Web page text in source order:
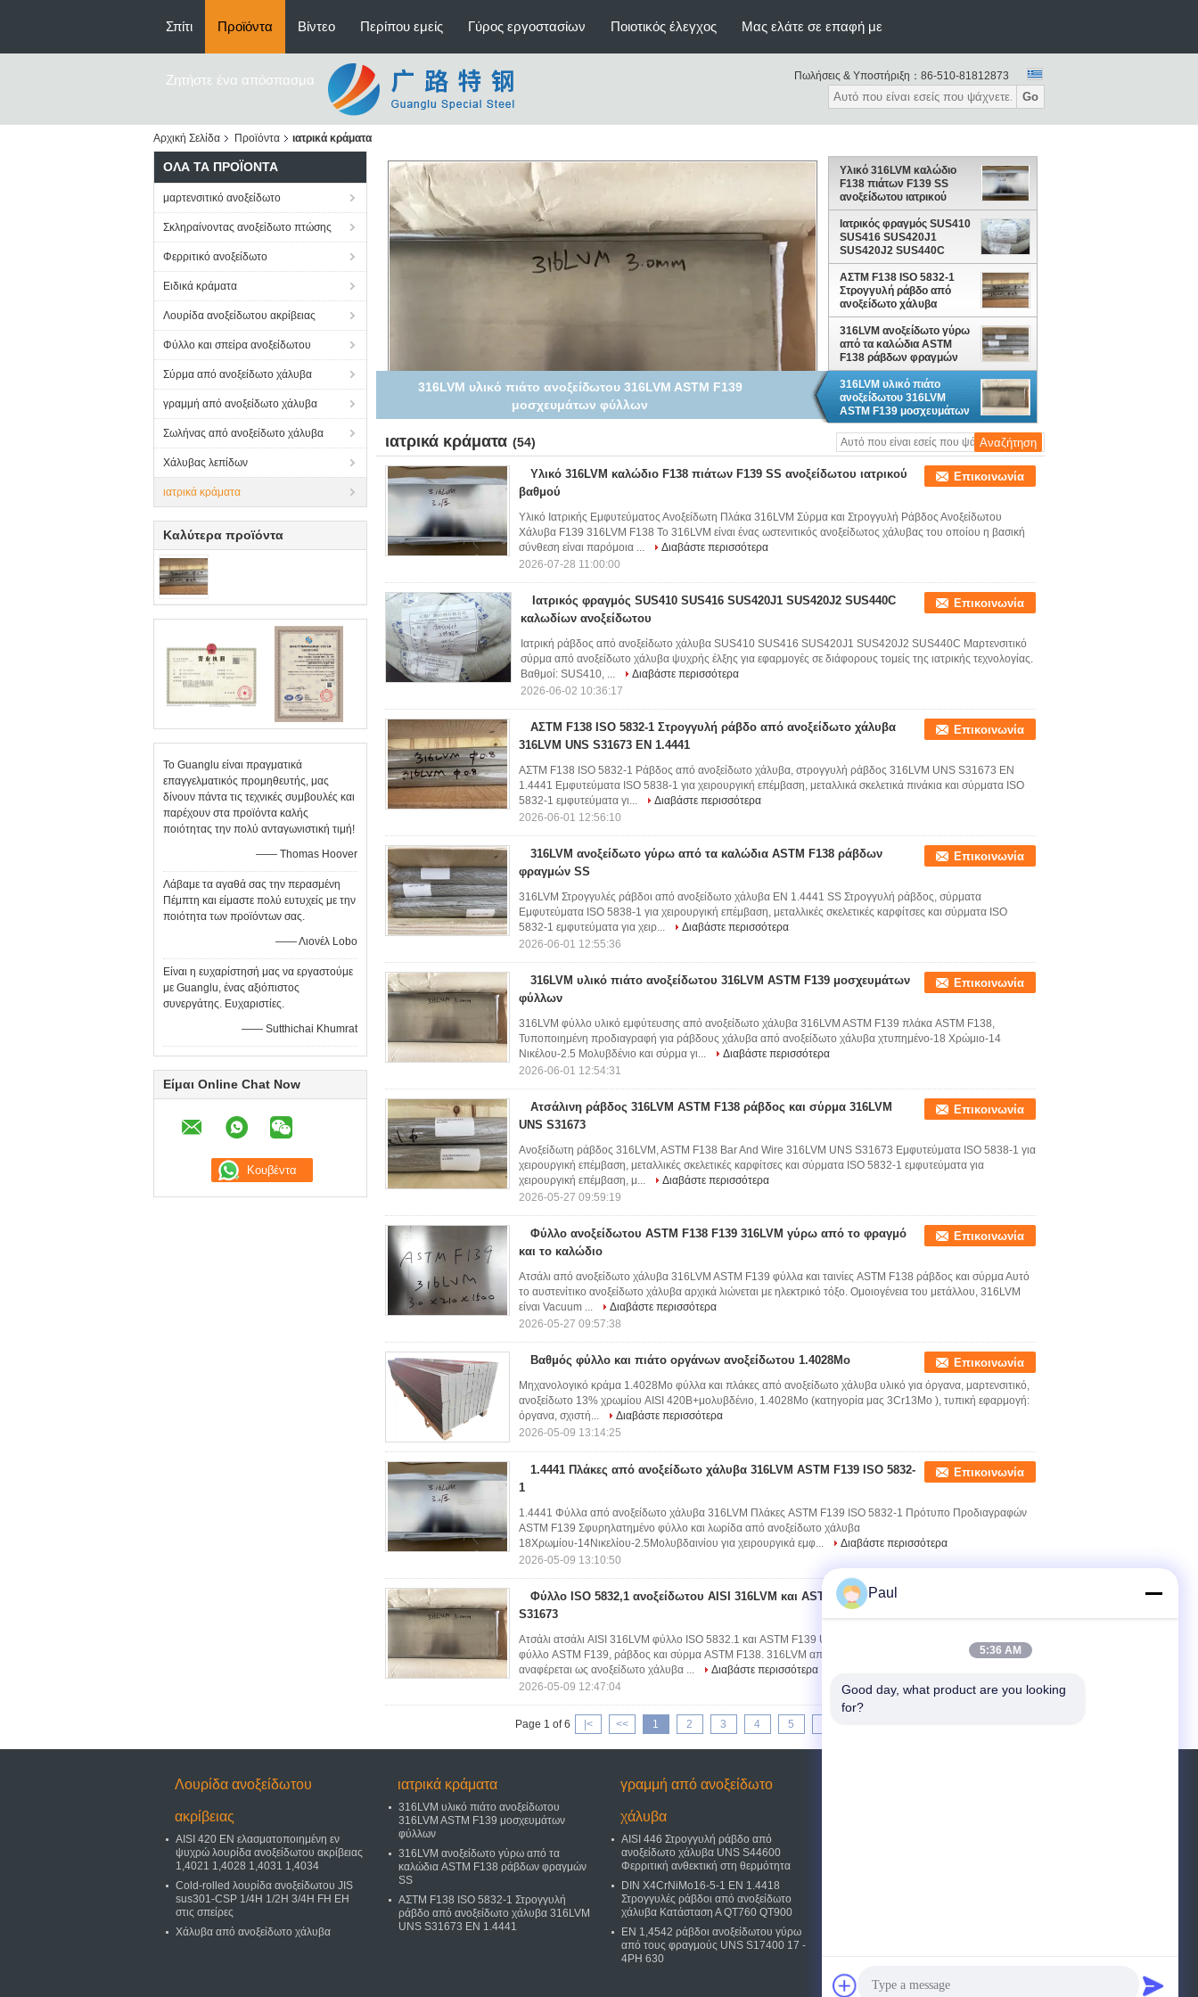
Σπίτι Προϊόντα Βίντεο Περίπου εμείς Γύρος εργοστασίων Ποιοτικός έλεγχος Μας ελάτε σε επαφή με
Ζητήστε ένα απόσπασμα Πωλήσεις & Υποστήριξη： 86-510-81812873
Go
Αρχική Σελίδα Προϊόντα ιατρικά κράματα
ΌΛΑ ΤΑ ΠΡΟΪΌΝΤΑ
μαρτενσιτικό ανοξείδωτο
Σκληραίνοντας ανοξείδωτο πτώσης
Φερριτικό ανοξείδωτο
Ειδικά κράματα
Λουρίδα ανοξείδωτου ακρίβειας
Φύλλο και σπείρα ανοξείδωτου
Σύρμα από ανοξείδωτο χάλυβα
γραμμή από ανοξείδωτο χάλυβα
Σωλήνας από ανοξείδωτο χάλυβα
Χάλυβας λεπίδων
ιατρικά κράματα
Καλύτερα προϊόντα
Το Guanglu είναι πραγματικά
επαγγελματικός προμηθευτής, μας
δίνουν πάντα τις τεχνικές συμβουλές και
παρέχουν στα προϊόντα καλής
ποιότητας την πολύ ανταγωνιστική τιμή!
—— Thomas Hoover
Λάβαμε τα αγαθά σας την περασμένη
Πέμπτη και είμαστε πολύ ευτυχείς με την
ποιότητα των προϊόντων σας.
—— Λιονέλ Lobo
Είναι η ευχαρίστησή μας να εργαστούμε
με Guanglu, ένας αξιόπιστος
συνεργάτης. Ευχαριστίες.
—— Sutthichai Khumrat
Είμαι Online Chat Now
316LVM υλικό πιάτο ανοξείδωτου 316LVM ASTM F139
μοσχευμάτων φύλλων
Υλικό 316LVM καλώδιο
F138 πιάτων F139 SS
ανοξείδωτου ιατρικού
βαθμού
Ιατρικός φραγμός SUS410
SUS416 SUS420J1
SUS420J2 SUS440C
καλωδίων ανοξείδωτου
ΑΣTM F138 ISO 5832-1
Στρογγυλή ράβδο από
ανοξείδωτο χάλυβα
316LVM UNS S31673 EN
1.4441
316LVM ανοξείδωτο γύρω
από τα καλώδια ASTM
F138 ράβδων φραγμών
SS
316LVM υλικό πιάτο
ανοξείδωτου 316LVM
ASTM F139 μοσχευμάτων
φύλλων
ιατρικά κράματα (54)
Υλικό 316LVM καλώδιο F138 πιάτων F139 SS ανοξείδωτου ιατρικού
βαθμού
Επικοινωνία
Υλικό Ιατρικής Εμφυτεύματος Ανοξείδωτη Πλάκα 316LVM Σύρμα και Στρογγυλή Ράβδος Ανοξείδωτου
Χάλυβα F139 316LVM F138 Το 316LVM είναι ένας ωστενιτικός ανοξείδωτος χάλυβας του οποίου η βασική
σύνθεση είναι παρόμοια ...
Διαβάστε περισσότερα
2026-07-28 11:00:00
Ιατρικός φραγμός SUS410 SUS416 SUS420J1 SUS420J2 SUS440C
καλωδίων ανοξείδωτου
Επικοινωνία
Ιατρική ράβδος από ανοξείδωτο χάλυβα SUS410 SUS416 SUS420J1 SUS420J2 SUS440C Μαρτενσιτικό
σύρμα από ανοξείδωτο χάλυβα ψυχρής έλξης για εφαρμογές σε διάφορους τομείς της ιατρικής τεχνολογίας.
Βαθμοί: SUS410, ...
Διαβάστε περισσότερα
2026-06-02 10:36:17
ΑΣTM F138 ISO 5832-1 Στρογγυλή ράβδο από ανοξείδωτο χάλυβα
316LVM UNS S31673 EN 1.4441
Επικοινωνία
ΑΣΤΜ F138 ISO 5832-1 Ράβδος από ανοξείδωτο χάλυβα, στρογγυλή ράβδος 316LVM UNS S31673 EN
1.4441 Εμφυτεύματα ISO 5838-1 για χειρουργική επέμβαση, μεταλλικά σκελετικά πινάκια και σύρματα ISO
5832-1 εμφυτεύματα γι...
Διαβάστε περισσότερα
2026-06-01 12:56:10
316LVM ανοξείδωτο γύρω από τα καλώδια ASTM F138 ράβδων
φραγμών SS
Επικοινωνία
316LVM Στρογγυλές ράβδοι από ανοξείδωτο χάλυβα EN 1.4441 SS Στρογγυλή ράβδος, σύρματα
Εμφυτεύματα ISO 5838-1 για χειρουργική επέμβαση, μεταλλικές σκελετικές καρφίτσες και σύρματα ISO
5832-1 εμφυτεύματα για χειρ...
Διαβάστε περισσότερα
2026-06-01 12:55:36
316LVM υλικό πιάτο ανοξείδωτου 316LVM ASTM F139 μοσχευμάτων
φύλλων
Επικοινωνία
316LVM φύλλο υλικό εμφύτευσης από ανοξείδωτο χάλυβα 316LVM ASTM F139 πλάκα ASTM F138,
Τυποποιημένη προδιαγραφή για ράβδους χάλυβα από ανοξείδωτο χάλυβα χτυπημένο-18 Χρώμιο-14
Νικέλου-2.5 Μολυβδένιο και σύρμα γι...
Διαβάστε περισσότερα
2026-06-01 12:54:31
Ατσάλινη ράβδος 316LVM ASTM F138 ράβδος και σύρμα 316LVM
UNS S31673
Επικοινωνία
Ανοξείδωτη ράβδος 316LVM, ASTM F138 Bar And Wire 316LVM UNS S31673 Εμφυτεύματα ISO 5838-1 για
χειρουργική επέμβαση, μεταλλικές σκελετικές καρφίτσες και σύρματα ISO 5832-1 εμφυτεύματα για
χειρουργική επέμβαση, μ...
Διαβάστε περισσότερα
2026-05-27 09:59:19
Φύλλο ανοξείδωτου ASTM F138 F139 316LVM γύρω από το φραγμό
και το καλώδιο
Επικοινωνία
Ατσάλι από ανοξείδωτο χάλυβα 316LVM ASTM F139 φύλλα και ταινίες ASTM F138 ράβδος και σύρμα Αυτό
το αυστενίτικο ανοξείδωτο χάλυβα αρχικά λιώνεται με ηλεκτρικό τόξο. Ομοιογένεια του μετάλλου, 316LVM
είναι Vacuum ...
Διαβάστε περισσότερα
2026-05-27 09:57:38
Βαθμός φύλλο και πιάτο οργάνων ανοξείδωτου 1.4028Mo Επικοινωνία
Μηχανολογικό κράμα 1.4028Mo φύλλα και πλάκες από ανοξείδωτο χάλυβα υλικό για όργανα, μαρτενσιτικό,
ανοξείδωτο 13% χρωμίου AISI 420B+μολυβδένιο, 1.4028Mo (κατηγορία μας 3Cr13Mo ), τυπική εφαρμογή:
όργανα, σχιστή...
Διαβάστε περισσότερα
2026-05-09 13:14:25
1.4441 Πλάκες από ανοξείδωτο χάλυβα 316LVM ASTM F139 ISO 5832-
1
Επικοινωνία
1.4441 Φύλλα από ανοξείδωτο χάλυβα 316LVM Πλάκες ASTM F139 ISO 5832-1 Πρότυπο Προδιαγραφών
ASTM F139 Σφυρηλατημένο φύλλο και λωρίδα από ανοξείδωτο χάλυβα
18Χρωμίου-14Νικελίου-2.5Μολυβδαινίου για χειρουργικά εμφ...
Διαβάστε περισσότερα
2026-05-09 13:10:50
Φύλλο ISO 5832,1 ανοξείδωτου AISI 316LVM και ASTM F139 UNS
S31673
Ατσάλι ατσάλι AISI 316LVM φύλλο ISO 5832.1 και ASTM F139 UNS S31673 Υψηλής ποιότητας 316LVM,
φύλλο ASTM F139, ράβδος και σύρμα ASTM F138. 316LVM από ανοξείδωτο χάλυβα, που συχνά
αναφέρεται ως ανοξείδωτο χάλυβα ...
Διαβάστε περισσότερα
2026-05-09 12:47:04
Page 1 of 6 |< << 1 2 3 4 5
Λουρίδα ανοξείδωτου
ακρίβειας
AISI 420 EN ελασματοποιημένη εν
ψυχρώ λουρίδα ανοξείδωτου ακρίβειας
1,4021 1,4028 1,4031 1,4034
Cold-rolled λουρίδα ανοξείδωτου JIS
sus301-CSP 1/4H 1/2H 3/4H FH EH
στις σπείρες
Χάλυβα από ανοξείδωτο χάλυβα
ιατρικά κράματα
316LVM υλικό πιάτο ανοξείδωτου
316LVM ASTM F139 μοσχευμάτων
φύλλων
316LVM ανοξείδωτο γύρω από τα
καλώδια ASTM F138 ράβδων φραγμών
SS
ΑΣTM F138 ISO 5832-1 Στρογγυλή
ράβδο από ανοξείδωτο χάλυβα 316LVM
UNS S31673 EN 1.4441
γραμμή από ανοξείδωτο
χάλυβα
AISI 446 Στρογγυλή ράβδο από
ανοξείδωτο χάλυβα UNS S44600
Φερριτική ανθεκτική στη θερμότητα
DIN X4CrNiMo16-5-1 EN 1.4418
Στρογγυλές ράβδοι από ανοξείδωτο
χάλυβα Κατάσταση Α QT760 QT900
EN 1,4542 ράβδοι ανοξείδωτου γύρω
από τους φραγμούς UNS S17400 17 -
4PH 630
Paul
5:36 AM
Good day, what product are you looking
for?